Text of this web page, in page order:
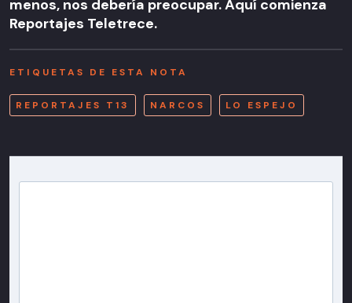
menos, nos debería preocupar. Aquí comienza
Reportajes Teletrece.
ETIQUETAS DE ESTA NOTA
REPORTAJES T13 NARCOS LO ESPEJO